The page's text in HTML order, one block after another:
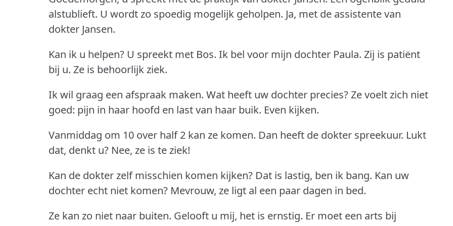
alstublieft. U wordt zo spoedig mogelijk geholpen. Ja, met de assistente van
dokter Jansen.
Kan ik u helpen? U spreekt met Bos. Ik bel voor mijn dochter Paula. Zij is patiёnt
bij u. Ze is behoorlijk ziek.
Ik wil graag een afspraak maken. Wat heeft uw dochter precies?Ze voelt zich niet
goed: pijn in haar hoofd en last van haar buik. Even kijken.
Vanmiddag om 10 over half 2 kan ze komen. Dan heeft de dokter spreekuur. Lukt
dat, denkt u? Nee, ze is te ziek!
Kan de dokter zelf misschien komen kijken? Dat is lastig, ben ik bang. Kan uw
dochter echt niet komen? Mevrouw, ze ligt al een paar dagen in bed.
Ze kan zo niet naar buiten. Gelooft u mij, het is ernstig. Er moet een arts bij